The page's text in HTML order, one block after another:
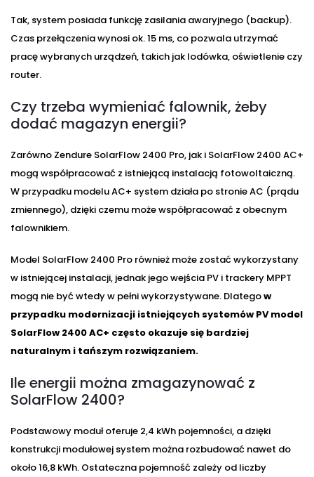
Tak, system posiada funkcję zasilania awaryjnego (backup).
Czas przełączenia wynosi ok. 15 ms, co pozwala utrzymać
pracę wybranych urządzeń, takich jak lodówka, oświetlenie czy
router.
Czy trzeba wymieniać falownik, żeby
dodać magazyn energii?
Zarówno Zendure SolarFlow 2400 Pro, jak i SolarFlow 2400 AC+
mogą współpracować z istniejącą instalacją fotowoltaiczną.
W przypadku modelu AC+ system działa po stronie AC (prądu
zmiennego), dzięki czemu może współpracować z obecnym
falownikiem.
Model SolarFlow 2400 Pro również może zostać wykorzystany
w istniejącej instalacji, jednak jego wejścia PV i trackery MPPT
mogą nie być wtedy w pełni wykorzystywane. Dlategow
przypadku modernizacji istniejących systemów PV model
SolarFlow 2400 AC+ często okazuje się bardziej
naturalnym i tańszym rozwiązaniem.
Ile energii można zmagazynować z
SolarFlow 2400?
Podstawowy moduł oferuje 2,4 kWh pojemności, a dzięki
konstrukcji modułowej system można rozbudować nawet do
około 16,8 kWh. Ostateczna pojemność zależy od liczby